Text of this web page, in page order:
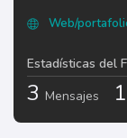
Web/
Estadísticas del
3 Mensajes 1